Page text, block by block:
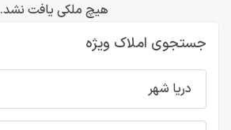
جستجوی املاک ویژه
دریا شهر
هیچ ملکی یافت نشد.